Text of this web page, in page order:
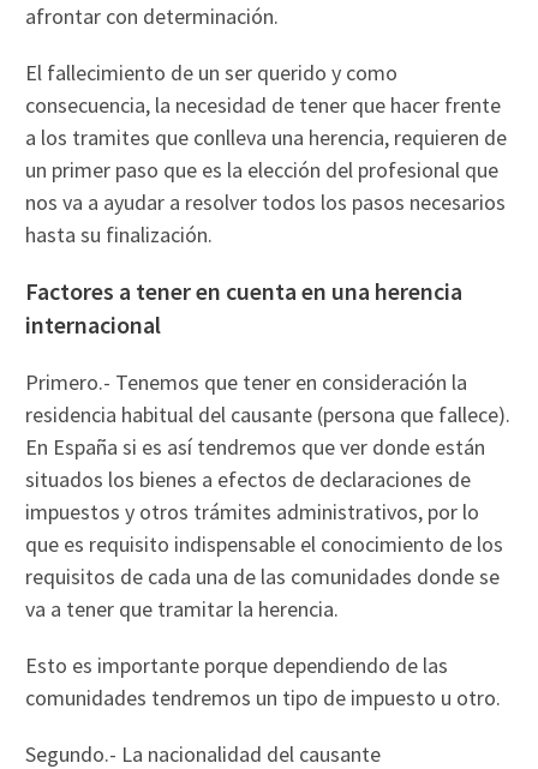
afrontar con determinación.
El fallecimiento de un ser querido y como
consecuencia, la necesidad de tener que hacer frente
a los tramites que conlleva una herencia, requieren de
un primer paso que es la elección del profesional que
nos va a ayudar a resolver todos los pasos necesarios
hasta su finalización.
Factores a tener en cuenta en una herencia
internacional
Primero.- Tenemos que tener en consideración la
residencia habitual del causante (persona que fallece).
En España si es así tendremos que ver donde están
situados los bienes a efectos de declaraciones de
impuestos y otros trámites administrativos, por lo
que es requisito indispensable el conocimiento de los
requisitos de cada una de las comunidades donde se
va a tener que tramitar la herencia.
Esto es importante porque dependiendo de las
comunidades tendremos un tipo de impuesto u otro.
Segundo.- La nacionalidad del causante